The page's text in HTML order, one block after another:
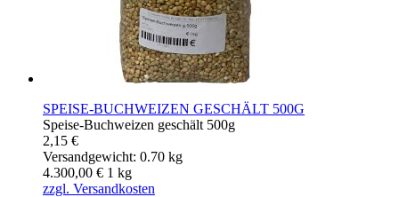
SPEISE-BUCHWEIZEN GESCHÄLT 500G
Speise-Buchweizen geschält 500g
2,15 €
Versandgewicht: 0.70 kg
4.300,00 € 1 kg
zzgl. Versandkosten